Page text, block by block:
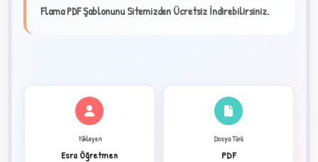
Flama PDF Şablonunu Sitemizden Ücretsiz İndirebilirsiniz.
Yükleyen
Esra Öğretmen
Dosya Türü
PDF
★